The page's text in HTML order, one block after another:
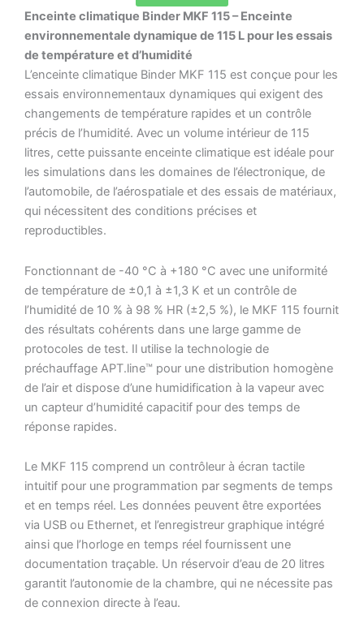
Enceinte climatique Binder MKF 115 – Enceinte
environnementale dynamique de 115 L pour les essais
de température et d’humidité
L’enceinte climatique Binder MKF 115 est conçue pour les
essais environnementaux dynamiques qui exigent des
changements de température rapides et un contrôle
précis de l’humidité. Avec un volume intérieur de 115
litres, cette puissante enceinte climatique est idéale pour
les simulations dans les domaines de l’électronique, de
l’automobile, de l’aérospatiale et des essais de matériaux,
qui nécessitent des conditions précises et
reproductibles.
Fonctionnant de -40 °C à +180 °C avec une uniformité
de température de ±0,1 à ±1,3 K et un contrôle de
l’humidité de 10 % à 98 % HR (±2,5 %), le MKF 115 fournit
des résultats cohérents dans une large gamme de
protocoles de test. Il utilise la technologie de
préchauffage APT.line™ pour une distribution homogène
de l’air et dispose d’une humidification à la vapeur avec
un capteur d’humidité capacitif pour des temps de
réponse rapides.
Le MKF 115 comprend un contrôleur à écran tactile
intuitif pour une programmation par segments de temps
et en temps réel. Les données peuvent être exportées
via USB ou Ethernet, et l’enregistreur graphique intégré
ainsi que l’horloge en temps réel fournissent une
documentation traçable. Un réservoir d’eau de 20 litres
garantit l’autonomie de la chambre, qui ne nécessite pas
de connexion directe à l’eau.